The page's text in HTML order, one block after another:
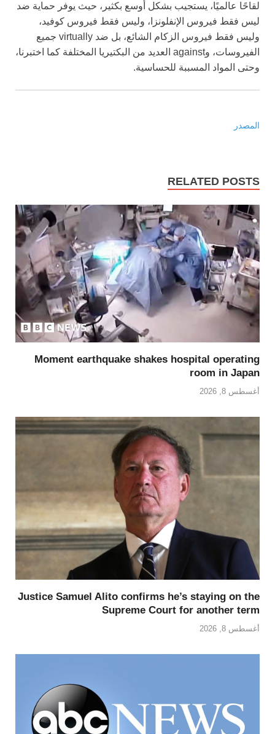
لقاحًا عالميًا، يستجيب بشكل أوسع بكثير، حيث يوفر حماية ضد
ليس فقط فيروس الإنفلونزا، وليس فقط فيروس كوفيد،
وليس فقط فيروس الزكام الشائع، بل ضد virtually جميع
الفيروسات، وagainst العديد من البكتيريا المختلفة كما اختبرنا،
وحتى المواد المسببة للحساسية.
المصدر
RELATED POSTS
Moment earthquake shakes hospital operating
room in Japan
أغسطس 8, 2026
Justice Samuel Alito confirms he’s staying on the
Supreme Court for another term
أغسطس 8, 2026